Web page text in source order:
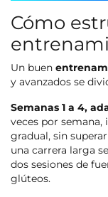
Cómo
Un buen
y avanzados se
Semanas 1 a 4,
veces por
gradual, sin
una carrera larga
dos sesiones de
glúteos.